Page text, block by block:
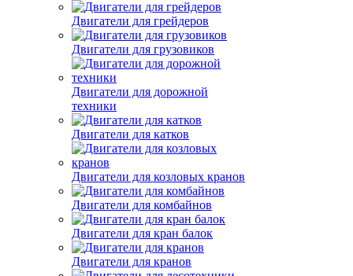
Двигатели для грейдеров
Двигатели для грузовиков
Двигатели для дорожной
техники
Двигатели для катков
Двигатели для козловых кранов
Двигатели для комбайнов
Двигатели для кран балок
Двигатели для кранов